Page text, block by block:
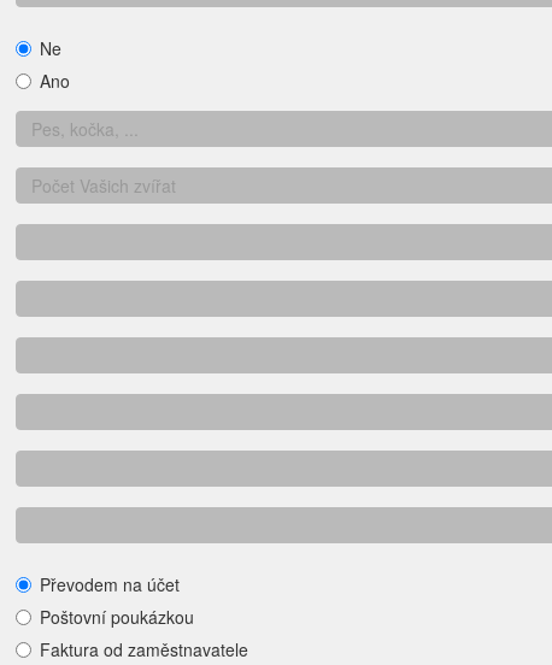
Ne
Ano
Převodem na účet
Poštovní poukázkou
Faktura od zaměstnavatele